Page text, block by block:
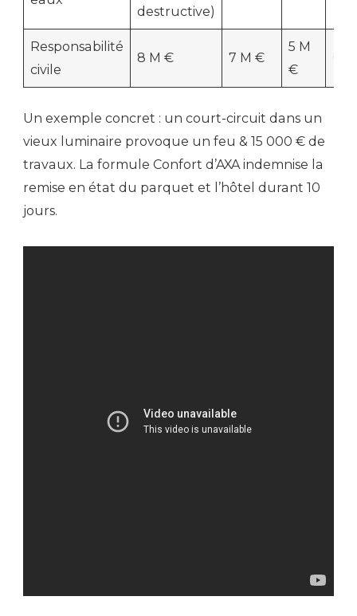
destructive)
Responsabilité
civile
8 M € 7 M €
5 M
€
Un exemple concret : un court-circuit dans un
vieux luminaire provoque un feu & 15 000 € de
travaux. La formule Confort d’AXA indemnise la
remise en état du parquet et l’hôtel durant 10
jours.